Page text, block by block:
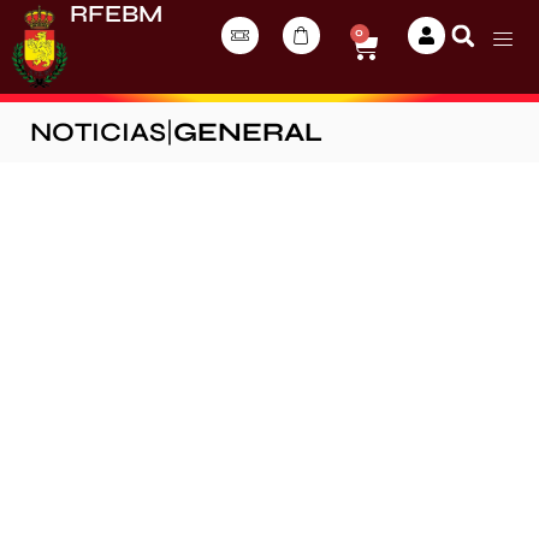
RFEBM
0
NOTICIAS GENERAL